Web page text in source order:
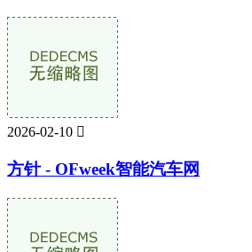
2026-02-10 
方针 - OFweek智能汽车网